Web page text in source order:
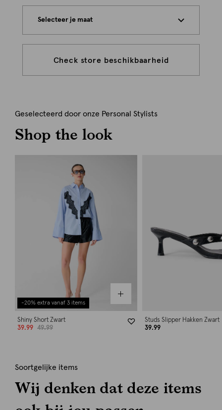
Selecteer je maat
Check store beschikbaarheid
Geselecteerd door onze Personal Stylists
Shop the look
-20% extra vanaf 3 items
Shiny Short Zwart
39.99
49.99
Studs Slipper Hakken Zwart
39.99
Soortgelijke items
Wij denken dat deze items